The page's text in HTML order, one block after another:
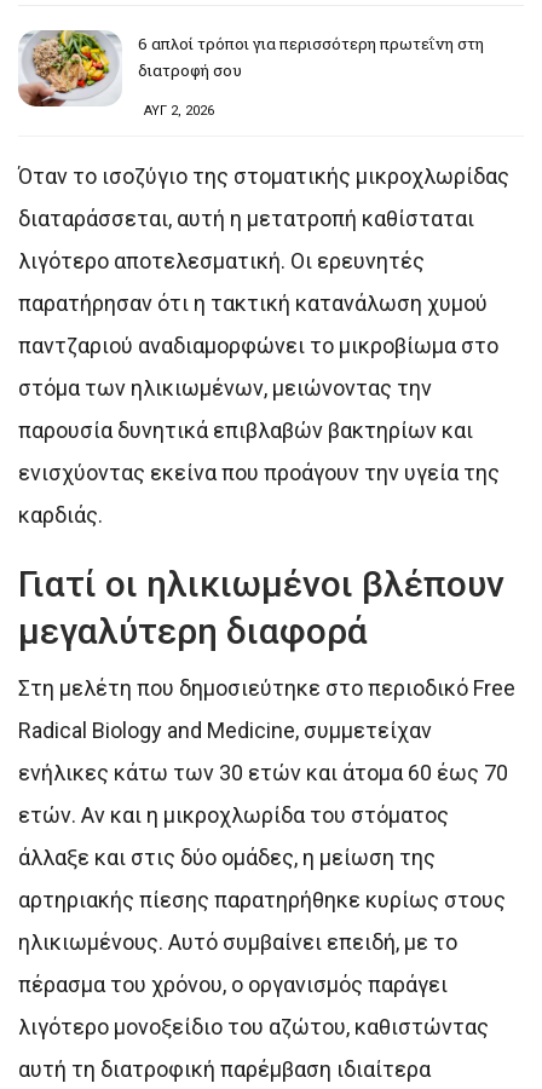
6 απλοί τρόποι για περισσότερη πρωτεΐνη στη
διατροφή σου
ΑΥΓ 2, 2026
Όταν το ισοζύγιο της στοματικής μικροχλωρίδας
διαταράσσεται, αυτή η μετατροπή καθίσταται
λιγότερο αποτελεσματική. Οι ερευνητές
παρατήρησαν ότι η τακτική κατανάλωση χυμού
παντζαριού αναδιαμορφώνει το μικροβίωμα στο
στόμα των ηλικιωμένων, μειώνοντας την
παρουσία δυνητικά επιβλαβών βακτηρίων και
ενισχύοντας εκείνα που προάγουν την υγεία της
καρδιάς.
Γιατί οι ηλικιωμένοι βλέπουν
μεγαλύτερη διαφορά
Στη μελέτη που δημοσιεύτηκε στο περιοδικό Free
Radical Biology and Medicine, συμμετείχαν
ενήλικες κάτω των 30 ετών και άτομα 60 έως 70
ετών. Αν και η μικροχλωρίδα του στόματος
άλλαξε και στις δύο ομάδες, η μείωση της
αρτηριακής πίεσης παρατηρήθηκε κυρίως στους
ηλικιωμένους. Αυτό συμβαίνει επειδή, με το
πέρασμα του χρόνου, ο οργανισμός παράγει
λιγότερο μονοξείδιο του αζώτου, καθιστώντας
αυτή τη διατροφική παρέμβαση ιδιαίτερα